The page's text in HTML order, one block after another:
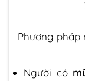
Phương pháp
Người có